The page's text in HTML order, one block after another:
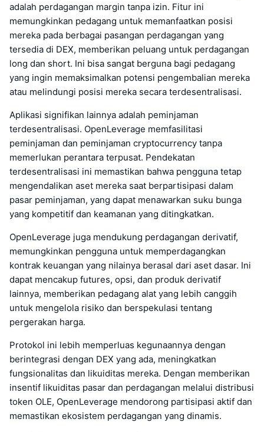
adalah perdagangan margin tanpa izin. Fitur ini
memungkinkan pedagang untuk memanfaatkan posisi
mereka pada berbagai pasangan perdagangan yang
tersedia di DEX, memberikan peluang untuk perdagangan
long dan short. Ini bisa sangat berguna bagi pedagang
yang ingin memaksimalkan potensi pengembalian mereka
atau melindungi posisi mereka secara terdesentralisasi.
Aplikasi signifikan lainnya adalah peminjaman
terdesentralisasi. OpenLeverage memfasilitasi
peminjaman dan peminjaman cryptocurrency tanpa
memerlukan perantara terpusat. Pendekatan
terdesentralisasi ini memastikan bahwa pengguna tetap
mengendalikan aset mereka saat berpartisipasi dalam
pasar peminjaman, yang dapat menawarkan suku bunga
yang kompetitif dan keamanan yang ditingkatkan.
OpenLeverage juga mendukung perdagangan derivatif,
memungkinkan pengguna untuk memperdagangkan
kontrak keuangan yang nilainya berasal dari aset dasar. Ini
dapat mencakup futures, opsi, dan produk derivatif
lainnya, memberikan pedagang alat yang lebih canggih
untuk mengelola risiko dan berspekulasi tentang
pergerakan harga.
Protokol ini lebih memperluas kegunaannya dengan
berintegrasi dengan DEX yang ada, meningkatkan
fungsionalitas dan likuiditas mereka. Dengan memberikan
insentif likuiditas pasar dan perdagangan melalui distribusi
token OLE, OpenLeverage mendorong partisipasi aktif dan
memastikan ekosistem perdagangan yang dinamis.